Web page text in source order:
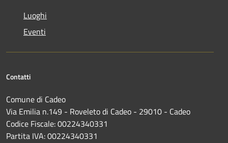
Luoghi
Eventi
Contatti
Comune di Cadeo
Via Emilia n.149 - Roveleto di Cadeo - 29010 - Cadeo
Codice Fiscale: 00224340331
Partita IVA: 00224340331